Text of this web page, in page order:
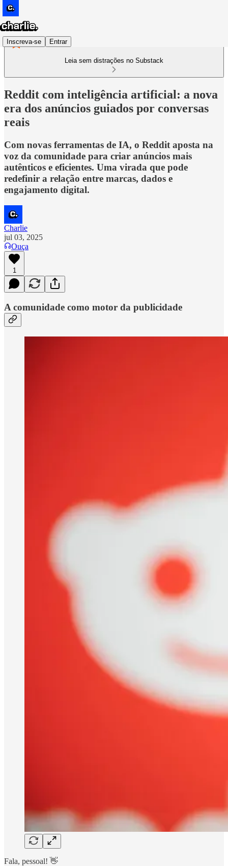
Inscreva-se Entrar
Leia sem distrações no Substack
Reddit com inteligência artificial: a nova
era dos anúncios guiados por conversas
reais
Com novas ferramentas de IA, o Reddit aposta na
voz da comunidade para criar anúncios mais
autênticos e eficientes. Uma virada que pode
redefinir a relação entre marcas, dados e
engajamento digital.
Charlie
jul 03, 2025
Ouça
1
A comunidade como motor da publicidade
Fala, pessoal! 👋